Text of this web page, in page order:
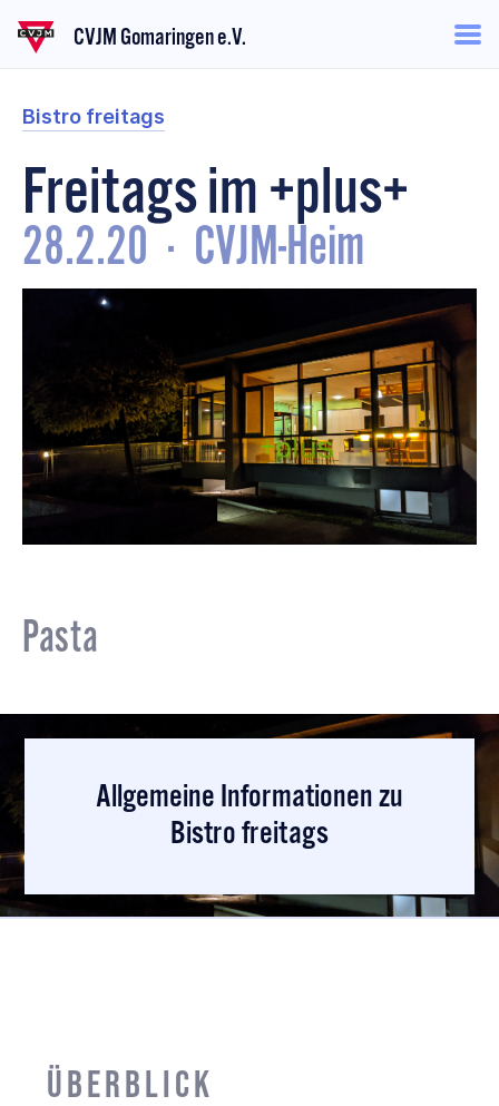
CVJM Gomaringen e.V.
Bistro freitags
Freitags im +plus+
28.2.20 · CVJM-Heim
Pasta
Allgemeine Informationen zu
Bistro freitags
Überblick